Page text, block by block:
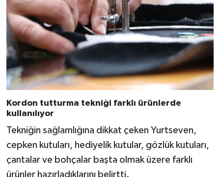
Kordon tutturma tekniği farklı ürünlerde
kullanılıyor
Tekniğin sağlamlığına dikkat çeken Yurtseven,
cepken kutuları, hediyelik kutular, gözlük kutuları,
çantalar ve bohçalar başta olmak üzere farklı
ürünler hazırladıklarını belirtti.